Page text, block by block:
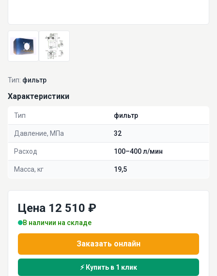
Тип: фильтр
Характеристики
Тип фильтр
Давление, МПа 32
Расход 100–400 л/мин
Масса, кг 19,5
Цена 12 510 ₽
В наличии на складе
Заказать онлайн
⚡ Купить в 1 клик